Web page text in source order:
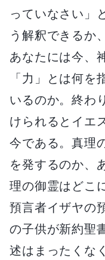
っていなさい」
う解釈できるか
あなたには今、
「力」とは何
いるのか。終わ
けられるとイエ
今である。真理
を発するのか、
理の御霊はどこ
預言者イザヤの
の子供が新約聖
述はまったくな